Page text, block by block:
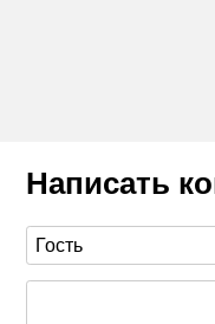
Написать